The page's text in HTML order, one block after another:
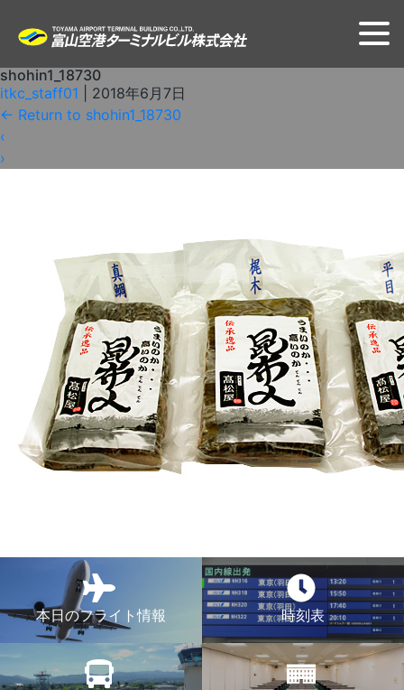
shohin1_18730
itkc_staff01
2018年6月7日
← Return to shohin1_18730
‹
›
本日のフライト情報 時刻表